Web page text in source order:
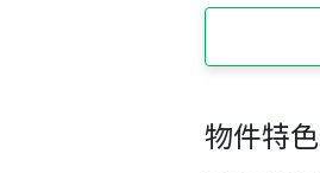
物件特色